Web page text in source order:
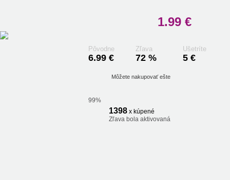
1.99 €
Pôvodne
6.99 €
Zľava
72 %
Ušetríte
5 €
Môžete nakupovať ešte
99%
1398 x kúpené
Zľava bola aktivovaná